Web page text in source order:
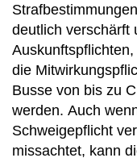
deutlich verschärft
die
Busse von bis zu
werden. Auch
Schweigepflicht
missachtet, kann